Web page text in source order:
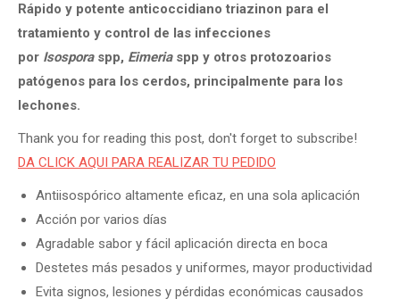
Rápido y potente anticoccidiano triazinon para el
tratamiento y control de las infecciones
por Isosporaspp, Eimeria spp y otros protozoarios
patógenos para los cerdos, principalmente para los
lechones.
Thank you for reading this post, don't forget to subscribe!
DA CLICK AQUI PARA REALIZAR TU PEDIDO
Antiisospórico altamente eficaz, en una sola aplicación
Acción por varios días
Agradable sabor y fácil aplicación directa en boca
Destetes más pesados y uniformes, mayor productividad
Evita signos, lesiones y pérdidas económicas causados